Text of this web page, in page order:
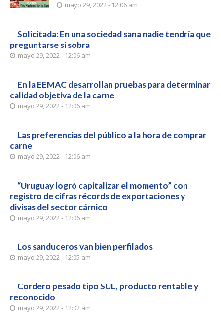
mayo 29, 2022 - 12:06 am
Solicitada: En una sociedad sana nadie tendría que
preguntarse si sobra
mayo 29, 2022 - 12:06 am
En la EEMAC desarrollan pruebas para determinar
calidad objetiva de la carne
mayo 29, 2022 - 12:06 am
Las preferencias del público a la hora de comprar
carne
mayo 29, 2022 - 12:06 am
“Uruguay logró capitalizar el momento” con
registro de cifras récords de exportaciones y
divisas del sector cárnico
mayo 29, 2022 - 12:06 am
Los sanduceros van bien perfilados
mayo 29, 2022 - 12:05 am
Cordero pesado tipo SUL, producto rentable y
reconocido
mayo 29, 2022 - 12:02 am